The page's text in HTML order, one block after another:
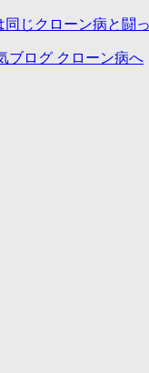
同じクローン病と闘